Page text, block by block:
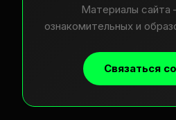
Материалы сайта
ознакомительных и
Связаться